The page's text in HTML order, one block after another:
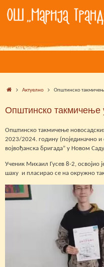
content
HomeАктуелно Општинско
Општинско такмичење
Општинско такмичење
2023/2024. годину (појединачно
војвођанска бригада” у Новом
Ученик Михаил Гусев 8-2, освојио
шаху и пласирао се на окружно